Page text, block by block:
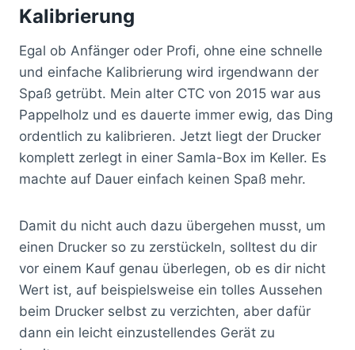
Kalibrierung
Egal ob Anfänger oder Profi, ohne eine schnelle
und einfache Kalibrierung wird irgendwann der
Spaß getrübt. Mein alter CTC von 2015 war aus
Pappelholz und es dauerte immer ewig, das Ding
ordentlich zu kalibrieren. Jetzt liegt der Drucker
komplett zerlegt in einer Samla-Box im Keller. Es
machte auf Dauer einfach keinen Spaß mehr.
Damit du nicht auch dazu übergehen musst, um
einen Drucker so zu zerstückeln, solltest du dir
vor einem Kauf genau überlegen, ob es dir nicht
Wert ist, auf beispielsweise ein tolles Aussehen
beim Drucker selbst zu verzichten, aber dafür
dann ein leicht einzustellendes Gerät zu